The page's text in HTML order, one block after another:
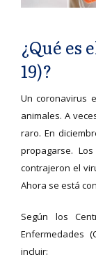
¿Qué es
19)?
Un coronavirus
animales. A
raro. En
propagarse.
contrajeron el
Ahora se está
Según los
Enfermedades
incluir: